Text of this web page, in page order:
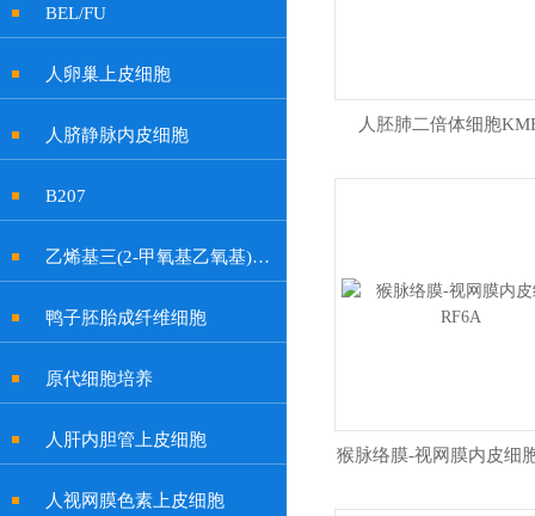
BEL/FU
人卵巢上皮细胞
人脐静脉内皮细胞
B207
乙烯基三(2-甲氧基乙氧基)硅烷
鸭子胚胎成纤维细胞
原代细胞培养
人肝内胆管上皮细胞
人视网膜色素上皮细胞
人胚肺二倍体细胞
猴脉络膜-视网膜内皮细